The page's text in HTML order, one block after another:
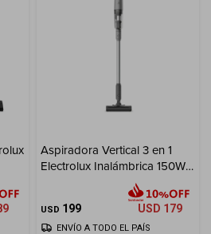
Aspiradora Vertical 3 en 1
Electrolux Inalámbrica 150W
USD 199 USD 179
ENVÍO A TODO EL PAÍS